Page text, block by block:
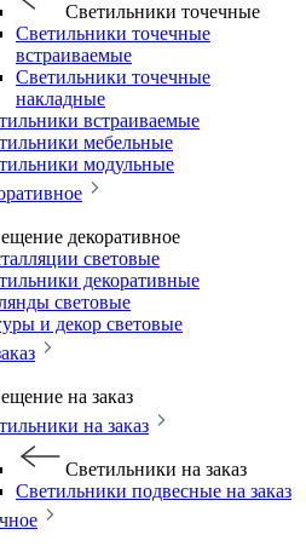
Светильники точечные
Светильники точечные
встраиваемые
Светильники точечные
накладные
встраиваемые
мебельные
модульные
декоративное
световые
декоративные
световые
и декор световые
на заказ
на заказ
Светильники на заказ
Светильники подвесные на заказ